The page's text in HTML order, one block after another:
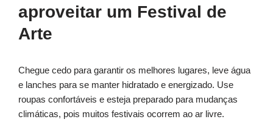
aproveitar um Festival de
Arte
Chegue cedo para garantir os melhores lugares, leve água
e lanches para se manter hidratado e energizado. Use
roupas confortáveis e esteja preparado para mudanças
climáticas, pois muitos festivais ocorrem ao ar livre.